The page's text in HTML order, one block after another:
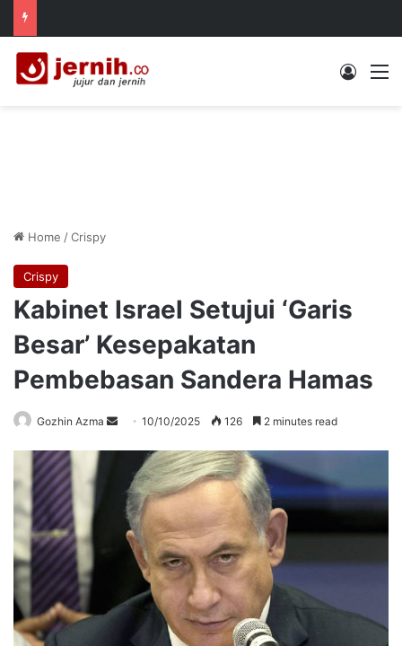
Log In
Home /Crispy
Crispy
Kabinet Israel Setujui ‘Garis
Besar’ Kesepakatan
Pembebasan Sandera Hamas
Gozhin Azma
Send
email
10/10/2025 126 2 minutes read